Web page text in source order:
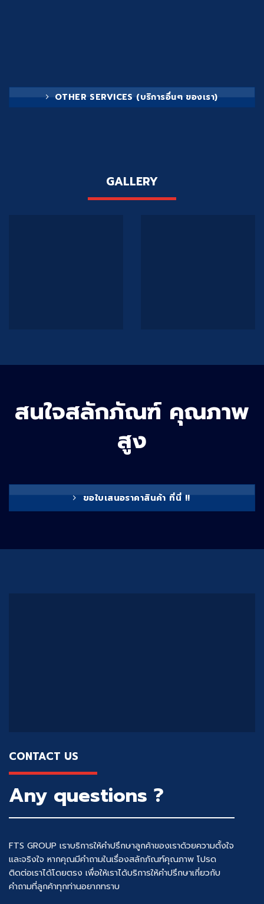
OTHER SERVICES (บริการอื่นๆ ของเรา)
GALLERY
สนใจสลักภัณฑ์ คุณภาพ
สูง
ขอใบเสนอราคาสินค้า ที่นี่ !!
CONTACT US
Any questions ?
FTS GROUP เราบริการให้คำปรึกษาลูกค้าของเราด้วยความตั้งใจ
และจริงใจ หากคุณมีคำถามในเรื่องสลักภัณฑ์คุณภาพ โปรด
ติดต่อเราได้โดยตรง เพื่อให้เราได้บริการให้คำปรึกษาเกี่ยวกับ
คำถามที่ลูกค้าทุกท่านอยากทราบ